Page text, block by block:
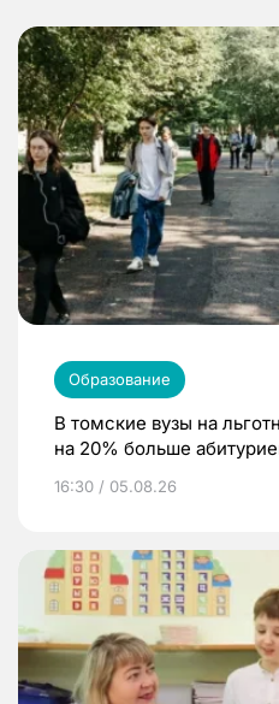
Образование
В томские вузы на
на 20% больше
16:30 / 05.08.26